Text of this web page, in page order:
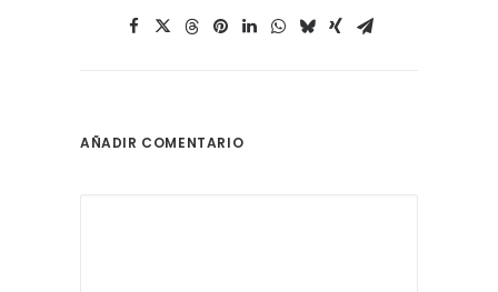
AÑADIR COMENTARIO